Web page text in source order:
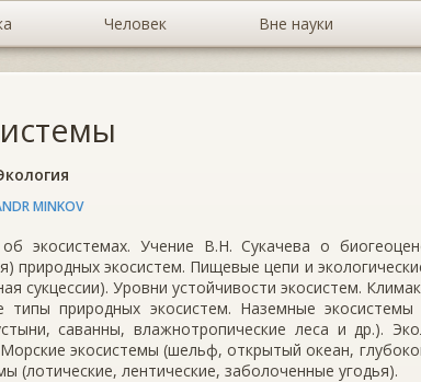
Человек Вне науки
MINKOV
экосистемах. Учение В.Н. Сукачева о
природных экосистем. Пищевые цепи и
сукцессии). Уровни устойчивости экосистем.
типы природных экосистем. Наземные
саванны, влажнотропические леса и др.).
экосистемы (шельф, открытый океан,
(лотические, лентические, заболоченные угодья).